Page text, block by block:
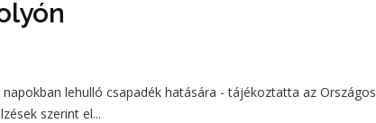
lehulló csapadék hatására - tájékoztatta az Országos
szerint el...